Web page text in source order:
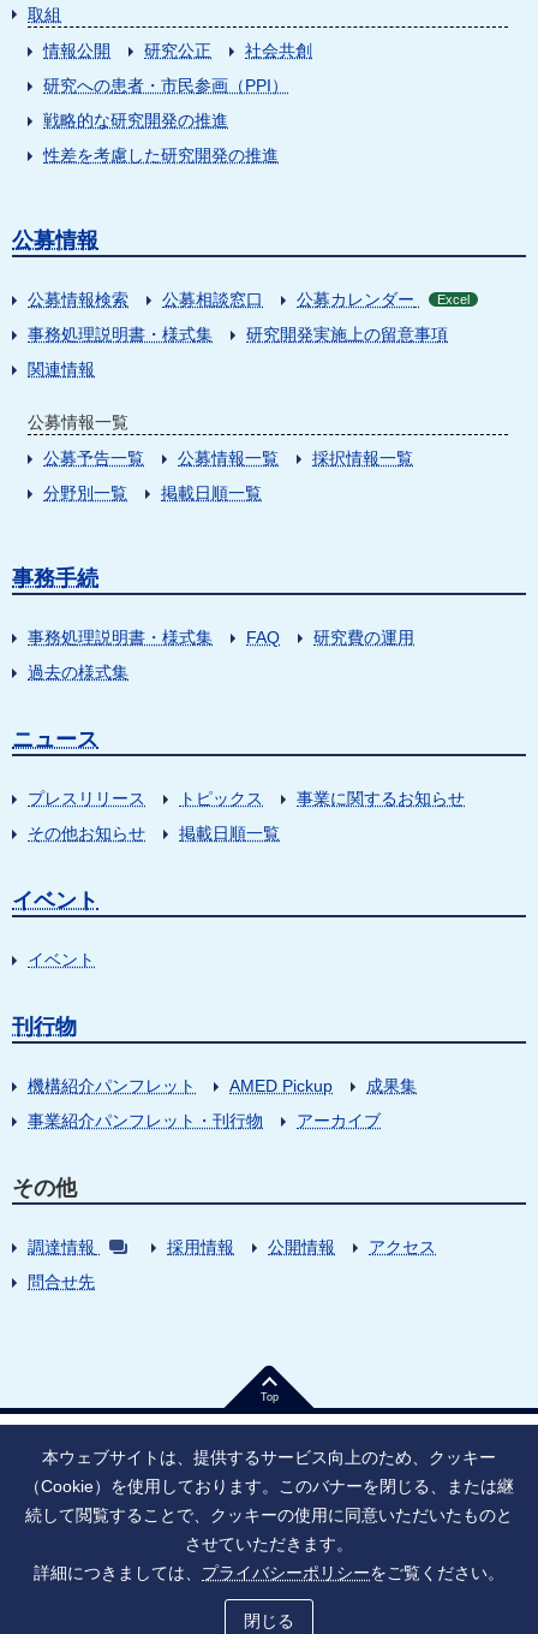
取組
情報公開
研究公正
社会共創
研究への患者・市民参画（PPI）
戦略的な研究開発の推進
性差を考慮した研究開発の推進
公募情報
公募情報検索 公募相談窓口 公募カレンダー Excel
事務処理説明書・様式集
研究開発実施上の留意事項
関連情報
公募情報一覧
公募予告一覧
公募情報一覧
採択情報一覧
分野別一覧
掲載日順一覧
事務手続
事務処理説明書・様式集 FAQ
研究費の運用
過去の様式集
ニュース
プレスリリース トピックス
事業に関するお知らせ
その他お知らせ
掲載日順一覧
イベント
イベント
刊行物
機構紹介パンフレット AMED Pickup
成果集
事業紹介パンフレット・刊行物
アーカイブ
その他
調達情報 採用情報 公開情報
アクセス
問合せ先
Top
法人番号：9010005023796 東京都千代田区大手町1丁目7番1号
寄附のお願い
ご利用上の注意
ソーシャル・ネットワーキング・サービス運用ポリシー
アクセシビリティ
本ウェブサイトは、提供するサービス向上のため、クッキー
（Cookie）を使用しております。このバナーを閉じる、または継
続して閲覧することで、クッキーの使用に同意いただいたものと
させていただきます。
詳細につきましては、 プライバシーポリシーをご覧ください。
閉じる